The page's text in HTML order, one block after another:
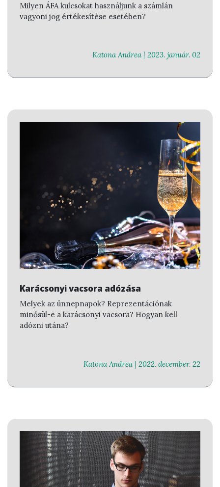
Milyen ÁFA kulcsokat használjunk a számlán
vagyoni jog értékesítése esetében?
Katona Andrea | 2023. január. 02
Karácsonyi vacsora adózása
Melyek az ünnepnapok? Reprezentációnak
minősül-e a karácsonyi vacsora? Hogyan kell
adózni utána?
Katona Andrea | 2022. december. 22